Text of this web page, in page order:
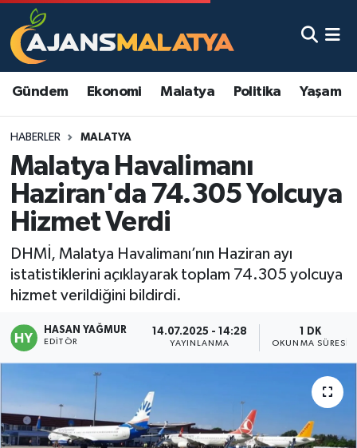
Gündem Ekonomi Malatya Politika Yaşam
HABERLER MALATYA
Malatya Havalimanı
Haziran'da 74.305 Yolcuya
Hizmet Verdi
DHMİ, Malatya Havalimanı’nın Haziran ayı
istatistiklerini açıklayarak toplam 74.305 yolcuya
hizmet verildiğini bildirdi.
HASAN YAĞMUR
EDITÖR
14.07.2025 - 14:28
YAYINLANMA
1 DK
OKUNMA SÜRESI
Asayiş
Eğitim
Ekonomi
Gündem
Kadın
Kültür & Sanat
Magazin
Sağlık
Malatya Nöbetçi Eczaneler
Malatya Namaz Vakitleri
Malatya Trafik Yoğunluk Haritası
TFF 3.Lig 2.Grup Puan Durumu ve Fikstür
Tüm Manşetler
Son Dakika Haberleri
Haber Arşivi